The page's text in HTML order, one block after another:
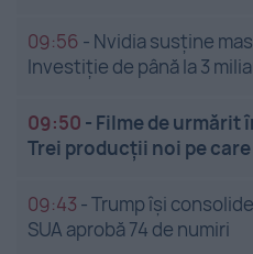
09:56 - Nvidia susține
Investiție de până la 3
09:50 - Filme de urmărit
Trei producții noi pe
09:43 -Trump își
SUA aprobă 74 de numiri